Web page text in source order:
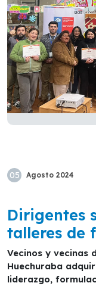
05 Agosto 2024
Dirigentes
talleres de
Vecinos y vecinas de comités de seguridad de
Huechuraba
liderazgo,